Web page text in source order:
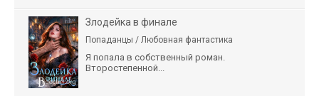
Злодейка в финале
Попаданцы / Любовная фантастика
Я попала в собственный роман.
Второстепенной...